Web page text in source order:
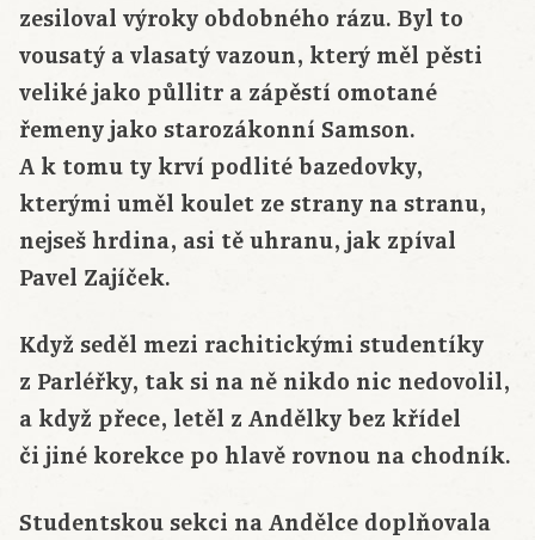
zesiloval výroky obdobného rázu. Byl to
vousatý a vlasatý vazoun, který měl pěsti
veliké jako půllitr a zápěstí omotané
řemeny jako starozákonní Samson.
A k tomu ty krví podlité bazedovky,
kterými uměl koulet ze strany na stranu,
nejseš hrdina, asi tě uhranu, jak zpíval
Pavel Zajíček.
Když seděl mezi rachitickými studentíky
z Parléřky, tak si na ně nikdo nic nedovolil,
a když přece, letěl z Andělky bez křídel
či jiné korekce po hlavě rovnou na chodník.
Studentskou sekci na Andělce doplňovala